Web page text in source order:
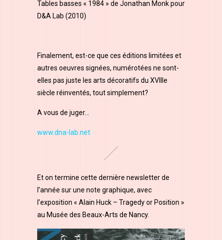
Tables basses « 1984 » de Jonathan Monk pour
D&A Lab (2010)
Finalement, est-ce que ces éditions limitées et
autres oeuvres signées, numérotées ne sont-
elles pas juste les arts décoratifs du XVllle
siècle réinventés, tout simplement?
A vous de juger…
www.dna-lab.net
Et on termine cette dernière newsletter de
l’année sur une note graphique, avec
l’exposition « Alain Huck – Tragedy or Position »
au Musée des Beaux-Arts de Nancy.